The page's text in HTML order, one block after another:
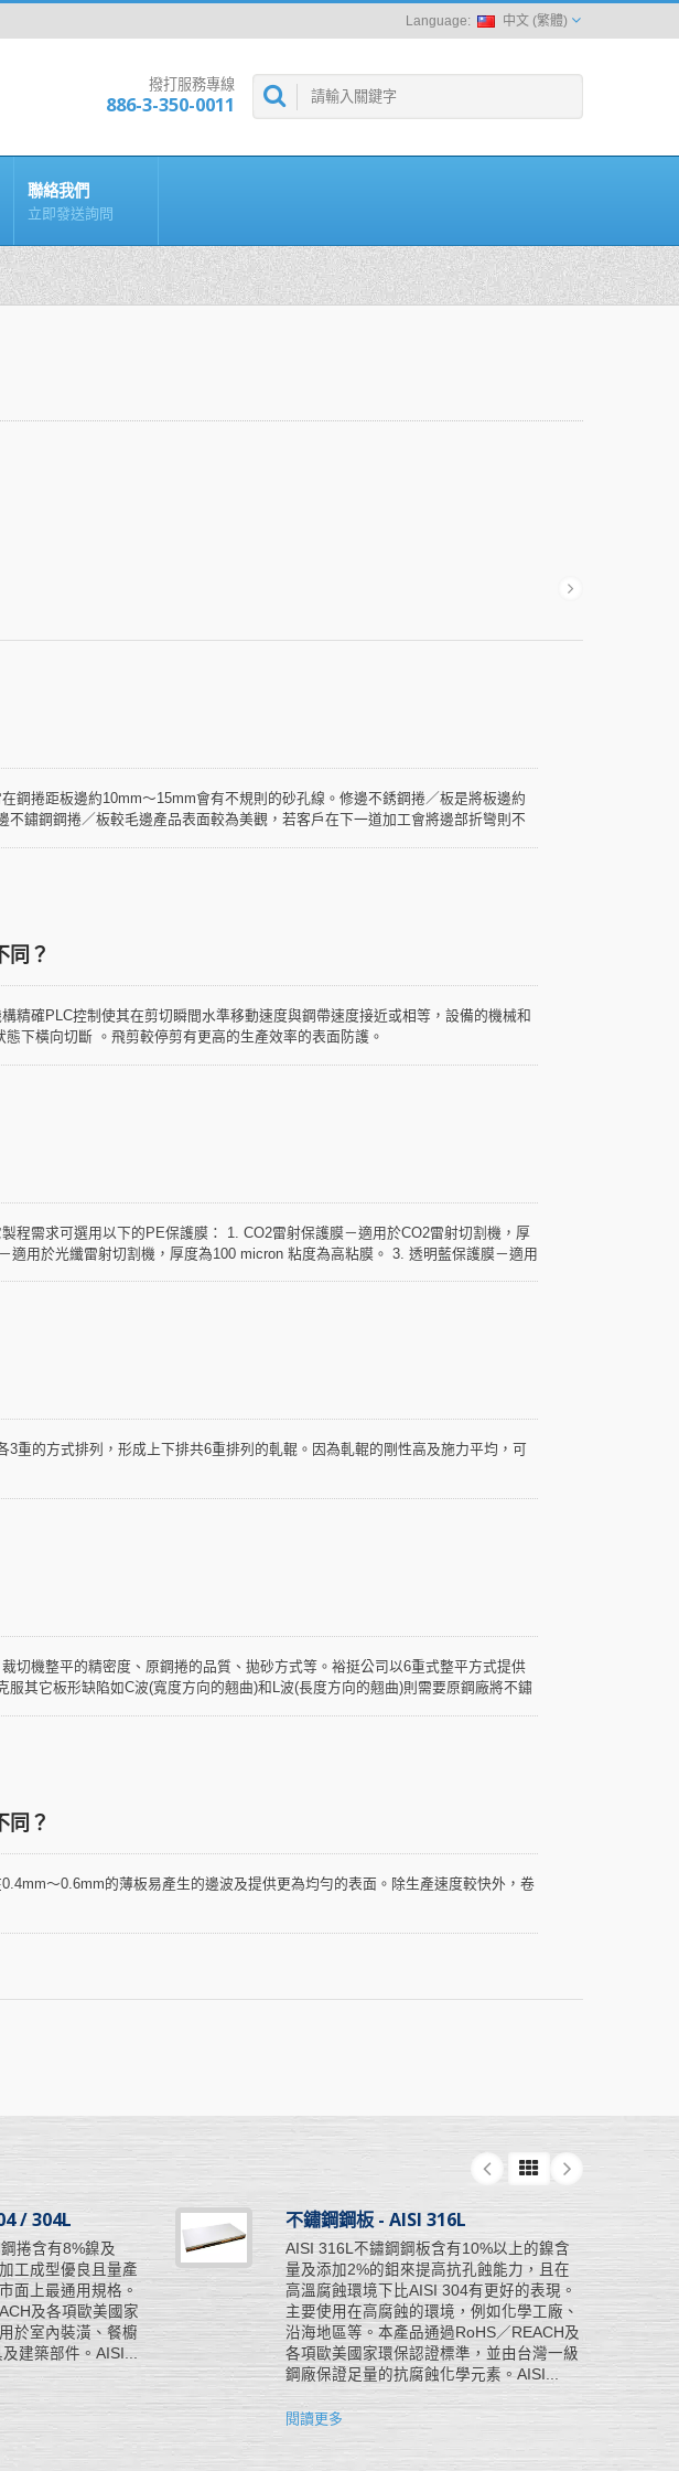
中文 (繁體)
撥打服務專線
886-3-350-0011
聯絡我們
立即發送詢問
鋼捲距板邊約10mm～15mm會有不規則的砂孔線。修邊不銹鋼捲／板是將板邊約
鏽鋼鋼捲／板較毛邊產品表面較為美觀，若客戶在下一道加工會將邊部折彎則不
同？
精確PLC控制使其在剪切瞬間水準移動速度與鋼帶速度接近或相等，設備的機械和
下橫向切斷 。飛剪較停剪有更高的生產效率的表面防護。
程需求可選用以下的PE保護膜： 1. CO2雷射保護膜－適用於CO2雷射切割機，厚
適用於光纖雷射切割機，厚度為100 micron 粘度為高粘膜。 3. 透明藍保護膜－適用
重的方式排列，形成上下排共6重排列的軋輥。因為軋輥的剛性高及施力平均，可
切機整平的精密度、原鋼捲的品質、拋砂方式等。裕挺公司以6重式整平方式提供
其它板形缺陷如C波(寬度方向的翹曲)和L波(長度方向的翹曲)則需要原鋼廠將不鏽
同？
～0.6mm的薄板易產生的邊波及提供更為均勻的表面。除生產速度較快外，卷
/ 304L
捲含有8%鎳及
工成型優良且量產
面上最通用規格。
及各項歐美國家
於室內裝潢、餐櫥
建築部件。AISI...
不鏽鋼鋼板 - AISI 316L
AISI 316L不鏽鋼鋼板含有10%以上的鎳含
量及添加2%的鉬來提高抗孔蝕能力，且在
高溫腐蝕環境下比AISI 304有更好的表現。
主要使用在高腐蝕的環境，例如化學工廠、
沿海地區等。本產品通過RoHS／REACH及
各項歐美國家環保認證標準，並由台灣一級
鋼廠保證足量的抗腐蝕化學元素。AISI...
閱讀更多